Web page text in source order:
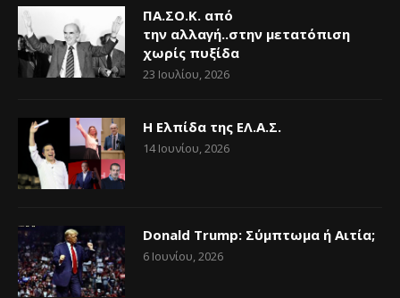
ΠΑ.ΣΟ.Κ. από
την αλλαγή..στην μετατόπιση
χωρίς πυξίδα
23 Ιουλίου, 2026
Η Ελπίδα της ΕΛ.Α.Σ.
14 Ιουνίου, 2026
Donald Trump: Σύμπτωμα ή Αιτία;
6 Ιουνίου, 2026